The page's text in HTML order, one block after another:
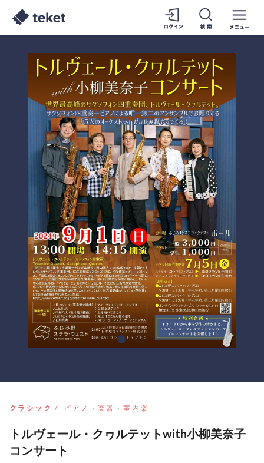
クラシック ピアノ・楽器・室内楽
トルヴェール・クヮルテットwith小柳美奈子
コンサート